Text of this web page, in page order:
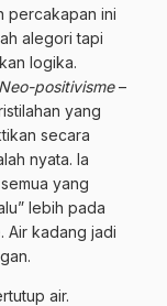
percakapan ini
alegori tapi
logika.
Neo-positivisme–
yang
secara
nyata. Ia
yang
lebih pada
Air kadang jadi
air.